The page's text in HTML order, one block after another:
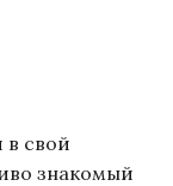
в свой
знакомый